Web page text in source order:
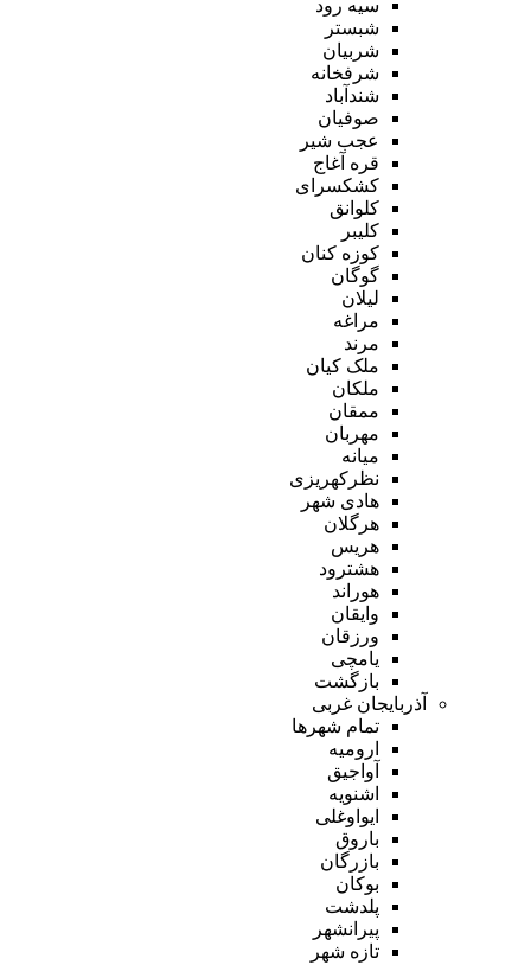
سیه رود
شبستر
شربیان
شرفخانه
شندآباد
صوفیان
عجب شیر
قره آغاج
کشکسرای
کلوانق
کلیبر
کوزه کنان
گوگان
لیلان
مراغه
مرند
ملک کیان
ملکان
ممقان
مهربان
میانه
نظرکهریزی
هادی شهر
هرگلان
هریس
هشترود
هوراند
وایقان
ورزقان
یامچی
بازگشت
آذربایجان غربی
تمام شهر‌ها
ارومیه
آواجیق
اشنویه
ایواوغلی
باروق
بازرگان
بوکان
پلدشت
پیرانشهر
تازه شهر